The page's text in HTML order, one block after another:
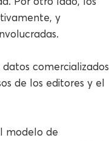
y
comercializados
de los editores y el
modelo de